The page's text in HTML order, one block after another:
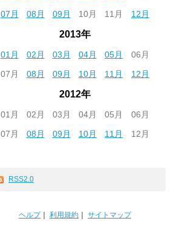
07月
08月 09月 10月 11月 12月
2013年
01月 02月 03月 04月 05月
06月
07月
08月 09月 10月 11月 12月
2012年
01月 02月 03月 04月 05月
06月
07月
08月 09月 10月 11月 12月
RSS2.0
ヘルプ｜ 利用規約 サイトマップ